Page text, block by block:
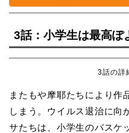
3話：小学生は最高ぽ
3話の詳
またもや摩耶たちにより作
しまう。ウイルス退治に向
サたちは、小学生のバスケ